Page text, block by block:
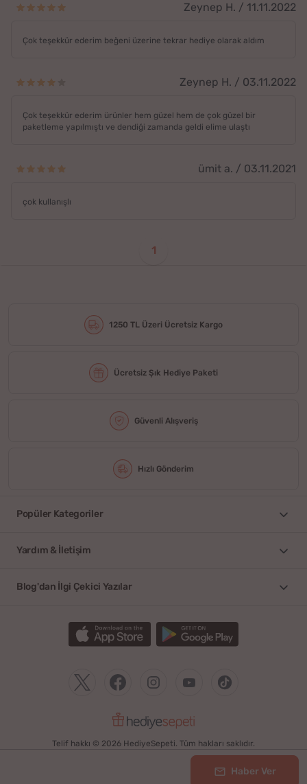
Haber Ver
Zeynep H. / 11.11.2022
Çok teşekkür ederim beğeni üzerine tekrar hediye olarak aldım
Zeynep H. / 03.11.2022
Çok teşekkür ederim ürünler hem güzel hem de çok güzel bir
paketleme yapılmıştı ve dendiği zamanda geldi elime ulaştı
ümit a. / 03.11.2021
çok kullanışlı
1
1250 TL Üzeri Ücretsiz Kargo
Ücretsiz Şık Hediye Paketi
Güvenli Alışveriş
Hızlı Gönderim
Popüler Kategoriler
Yardım & İletişim
Blog'dan İlgi Çekici Yazılar
Telif hakkı © 2026 HediyeSepeti. Tüm hakları saklıdır.